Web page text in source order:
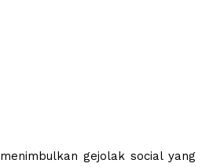
gejolak social yang